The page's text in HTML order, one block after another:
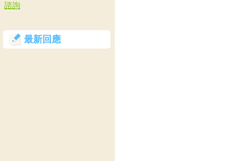
諮詢
最新回應